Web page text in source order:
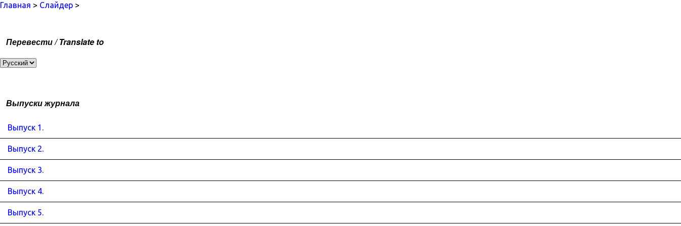
Главная > Слайдер >
Перевести / Translate to
Выпуски журнала
Выпуск 1.
Выпуск 2.
Выпуск 3.
Выпуск 4.
Выпуск 5.